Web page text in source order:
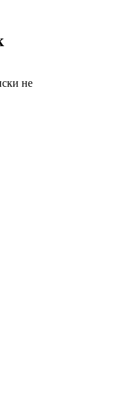
не